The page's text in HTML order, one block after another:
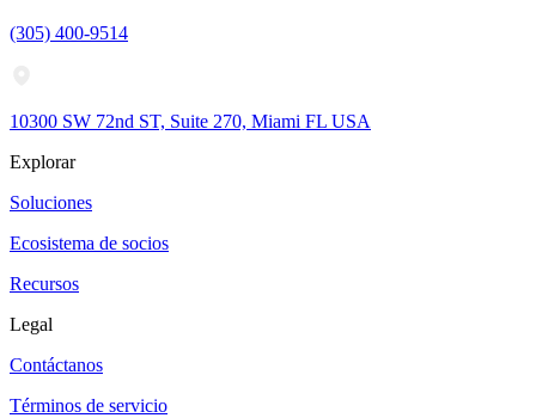
(305) 400-9514
10300 SW 72nd ST, Suite 270, Miami FL USA
Explorar
Soluciones
Ecosistema de socios
Recursos
Legal
Contáctanos
Términos de servicio